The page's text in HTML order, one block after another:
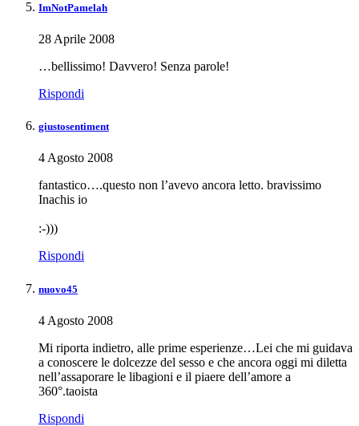
ImNotPamelah
28 Aprile 2008
…bellissimo! Davvero! Senza parole!
Rispondi
giustosentiment
4 Agosto 2008
fantastico….questo non l’avevo ancora letto. bravissimo
Inachis io
:-)))
Rispondi
nuovo45
4 Agosto 2008
Mi riporta indietro, alle prime esperienze…Lei che mi guidava
a conoscere le dolcezze del sesso e che ancora oggi mi diletta
nell’assaporare le libagioni e il piaere dell’amore a
360°.taoista
Rispondi